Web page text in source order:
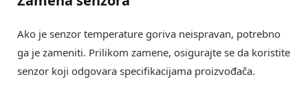
Ako je senzor temperature goriva neispravan, potrebno
ga je zameniti. Prilikom zamene, osigurajte se da koristite
senzor koji odgovara specifikacijama proizvođača.